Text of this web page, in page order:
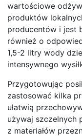
wartościowe
produktów
producentów i jest
również o
1,5-2 litry wody
intensywnego
Przygotowując
zastosować kilka
ułatwią
używaj szczelnych
z materiałów